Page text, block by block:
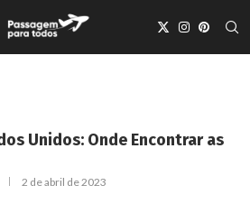
Unidos: Onde Encontrar as
2 de abril de 2023